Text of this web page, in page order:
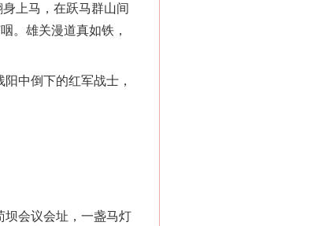
上马，在跃马群山间
。雄关漫道真如铁，
中倒下的红军战士，
会议会址，一盏马灯